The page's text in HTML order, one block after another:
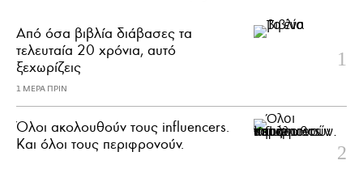
Από όσα βιβλία διάβασες τα
τελευταία 20 χρόνια, αυτό
ξεχωρίζεις
1 ΜΕΡΑ ΠΡΙΝ
Όλοι ακολουθούν τους influencers.
Και όλοι τους περιφρονούν.